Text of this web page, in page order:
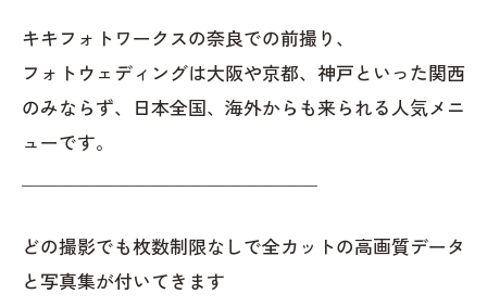
キキフォトワークスの奈良での前撮り、
フォトウェディングは大阪や京都、神戸といった関西
のみならず、日本全国、海外からも来られる人気メニ
ューです。
どの撮影でも枚数制限なしで全カットの高画質データ
と写真集が付いてきます